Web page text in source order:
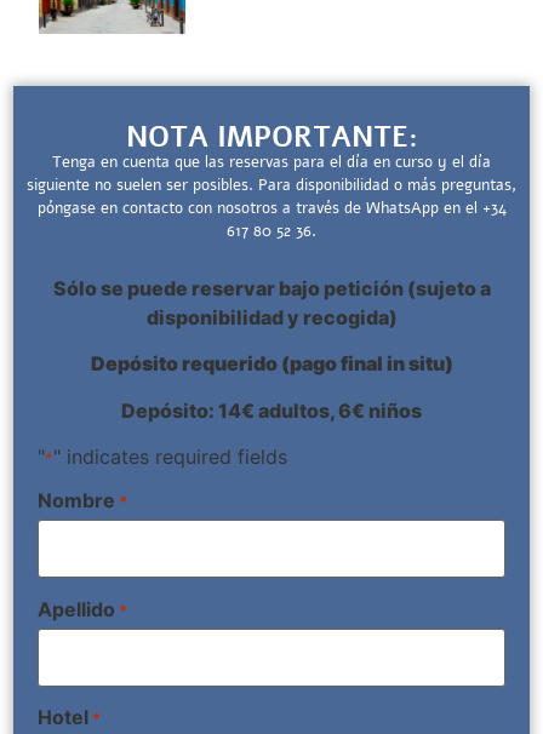
NOTA IMPORTANTE:
Tenga en cuenta que las reservas para el día en curso y el día
siguiente no suelen ser posibles. Para disponibilidad o más preguntas,
póngase en contacto con nosotros a través de WhatsApp en el +34
617 80 52 36.
Sólo se puede reservar bajo petición (sujeto a
disponibilidad y recogida)
Depósito requerido (pago final in situ)
Depósito: 14€ adultos, 6€ niños
"*" indicates required fields
Nombre *
Apellido *
Hotel *